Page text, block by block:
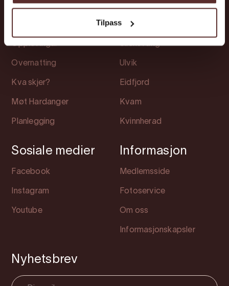
Tilpass
Opplevingar
Overnatting
Kva skjer?
Møt Hardanger
Planlegging
Stadar
Ullensvang
Ulvik
Eidfjord
Kvam
Kvinnherad
Sosiale medier
Facebook
Instagram
Youtube
Informasjon
Medlemsside
Fotoservice
Om oss
Informasjonskapsler
Nyhetsbrev